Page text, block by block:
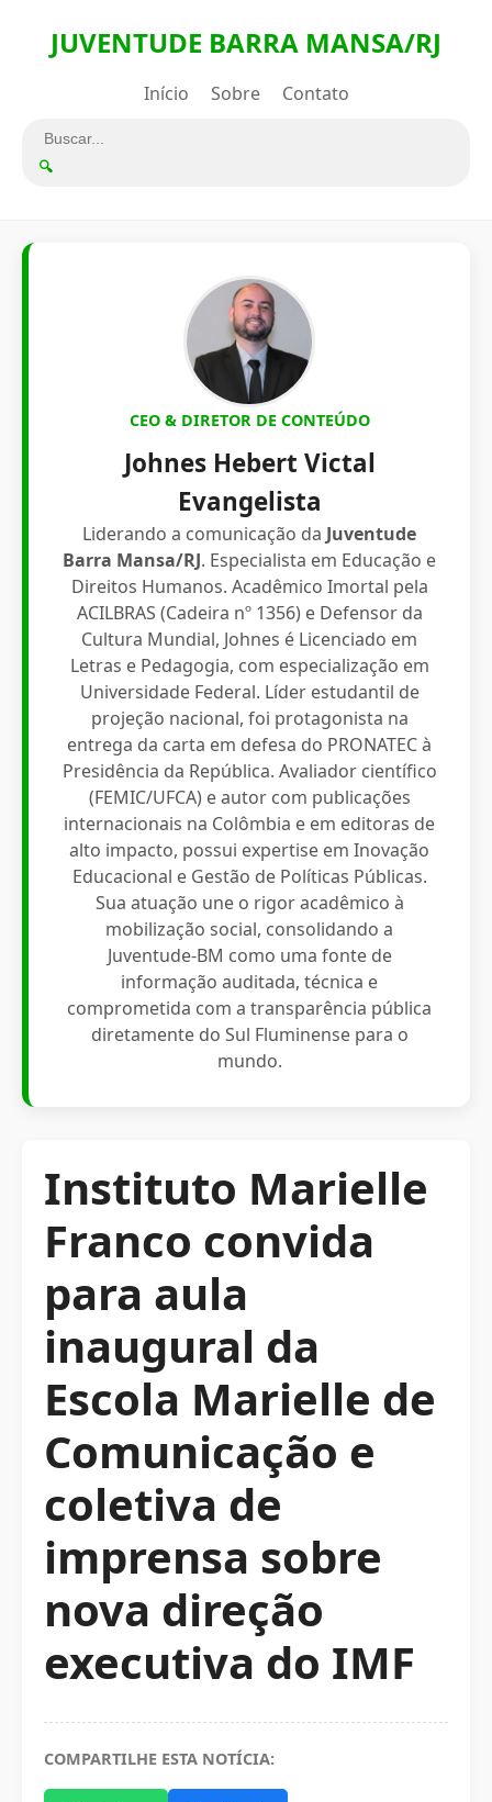
JUVENTUDE BARRA MANSA/RJ
Início Sobre Contato
🔍
CEO & DIRETOR DE CONTEÚDO
Johnes Hebert Victal
Evangelista
Liderando a comunicação da Juventude
Barra Mansa/RJ. Especialista em Educação e
Direitos Humanos. Acadêmico Imortal pela
ACILBRAS (Cadeira nº 1356) e Defensor da
Cultura Mundial, Johnes é Licenciado em
Letras e Pedagogia, com especialização em
Universidade Federal. Líder estudantil de
projeção nacional, foi protagonista na
entrega da carta em defesa do PRONATEC à
Presidência da República. Avaliador científico
(FEMIC/UFCA) e autor com publicações
internacionais na Colômbia e em editoras de
alto impacto, possui expertise em Inovação
Educacional e Gestão de Políticas Públicas.
Sua atuação une o rigor acadêmico à
mobilização social, consolidando a
Juventude-BM como uma fonte de
informação auditada, técnica e
comprometida com a transparência pública
diretamente do Sul Fluminense para o
mundo.
Instituto Marielle
Franco convida
para aula
inaugural da
Escola Marielle de
Comunicação e
coletiva de
imprensa sobre
nova direção
executiva do IMF
COMPARTILHE ESTA NOTÍCIA: